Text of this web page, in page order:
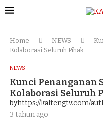
Home NEWS
Kolaborasi Seluruh Pihak
NEWS
Kunci Penanganan
Kolaborasi Seluruh
byhttps://kaltengtv.com/
3 tahun ago